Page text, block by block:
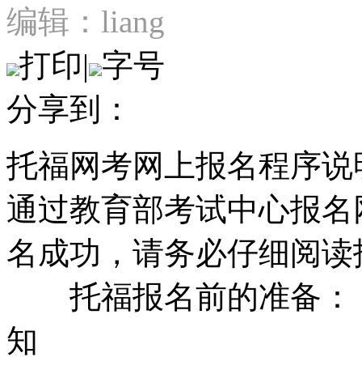
编辑：liang
打印| 字号
分享到：
托福网考网上报名程
通过教育部考试中心报
名成功，请务必仔细阅
托福报名前的准
知